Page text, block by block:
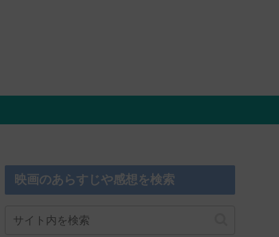
映画のあらすじや感想を検索